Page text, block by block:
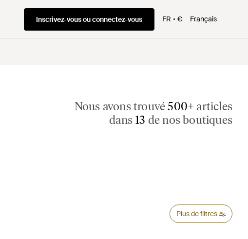
Inscrivez-vous ou connectez-vous FR € Français
Nous avons trouvé500+ articles
dans 13 de nos boutiques
Plus de filtres